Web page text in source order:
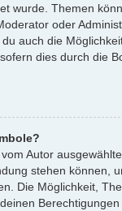
wurde. Themen
oder
auch die
dies durch die
Autor
stehen können,
Die Möglichkeit,